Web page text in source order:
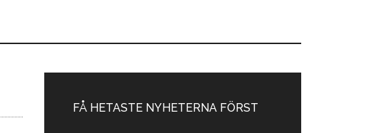
sidofält
FÅ HETASTE NYHETERNA FÖRST